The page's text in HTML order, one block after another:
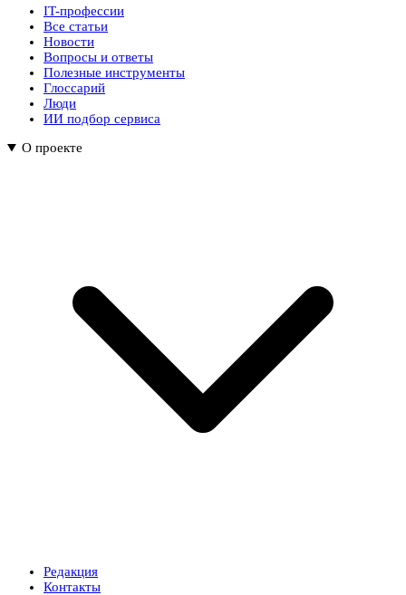
IT-профессии
Все статьи
Новости
Вопросы и ответы
Полезные инструменты
Глоссарий
Люди
ИИ подбор сервиса
О проекте
Редакция
Контакты